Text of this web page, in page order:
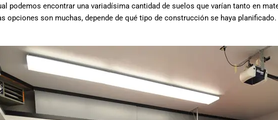
podemos encontrar una variadísima cantidad de suelos que varían tanto en
opciones son muchas, depende de qué tipo de construcción se haya planificado.